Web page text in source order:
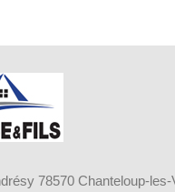
78570 Chanteloup-les-